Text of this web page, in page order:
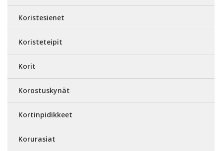
Koristesienet
Koristeteipit
Korit
Korostuskynät
Kortinpidikkeet
Korurasiat